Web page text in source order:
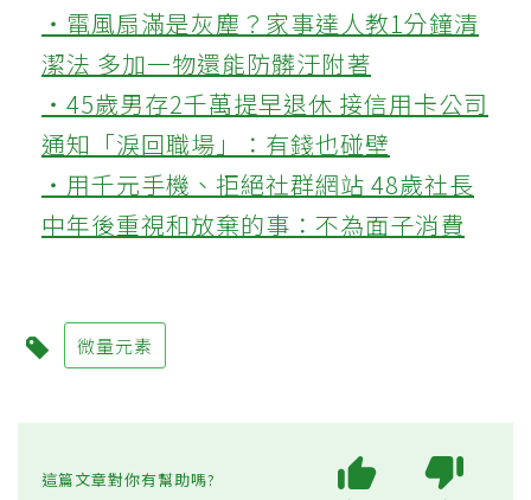
‧電風扇滿是灰塵？家事達人教1分鐘清
潔法 多加一物還能防髒汙附著
‧45歲男存2千萬提早退休 接信用卡公司
通知「淚回職場」：有錢也碰壁
‧用千元手機、拒絕社群網站 48歲社長
中年後重視和放棄的事：不為面子消費
微量元素
這篇文章對你有幫助嗎?